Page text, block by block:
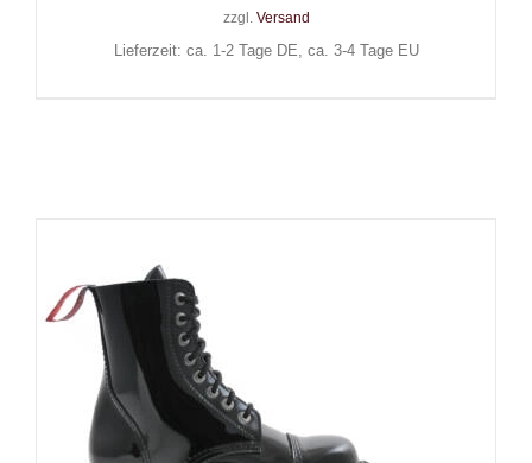
zzgl. Versand
Lieferzeit: ca. 1-2 Tage DE, ca. 3-4 Tage EU